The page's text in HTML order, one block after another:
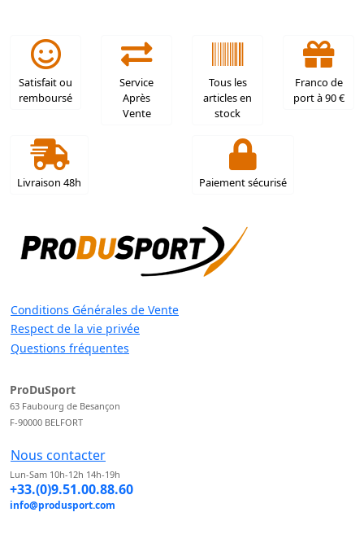
Satisfait ou
remboursé
Service
Après
Vente
Tous les
articles en
stock
Franco de
port à 90 €
Livraison 48h Paiement sécurisé
Conditions Générales de Vente
Respect de la vie privée
Questions fréquentes
ProDuSport
63 Faubourg de Besançon
F-90000 BELFORT
Nous contacter
Lun-Sam 10h-12h 14h-19h
+33.(0)9.51.00.88.60
info@produsport.com